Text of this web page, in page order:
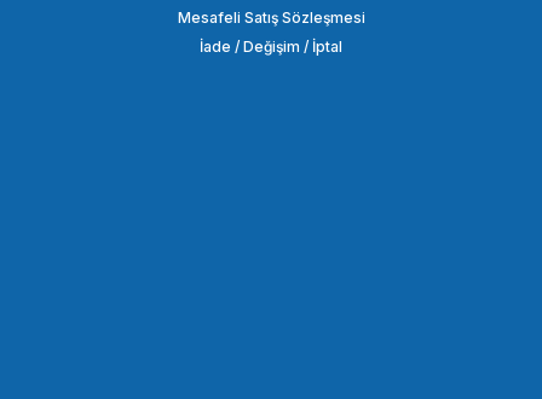
Mesafeli Satış Sözleşmesi
İade / Değişim / İptal